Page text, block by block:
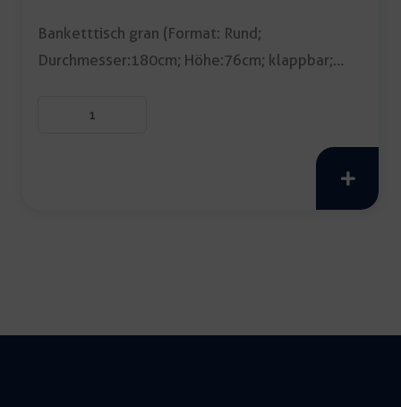
Banketttisch gran (Format: Rund;
Durchmesser:180cm; Höhe:76cm; klappbar;